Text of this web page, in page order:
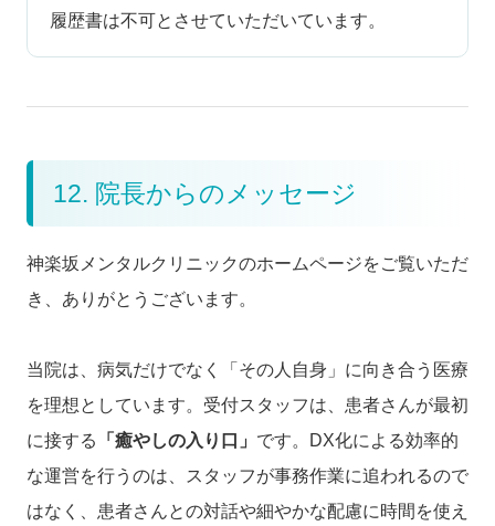
履歴書は不可とさせていただいています。
12. 院長からのメッセージ
神楽坂メンタルクリニックのホームページをご覧いただ
き、ありがとうございます。
当院は、病気だけでなく「その人自身」に向き合う医療
を理想としています。受付スタッフは、患者さんが最初
に接する
「癒やしの入り口」 です。DX化による効率的
な運営を行うのは、スタッフが事務作業に追われるので
はなく、患者さんとの対話や細やかな配慮に時間を使え